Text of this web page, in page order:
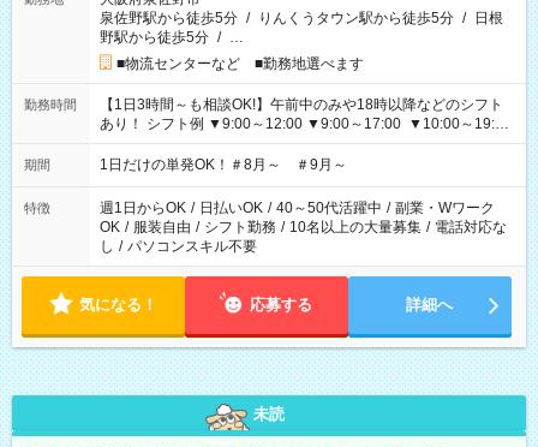
泉佐野駅から徒歩5分 / りんくうタウン駅から徒歩5分 / 日根
野駅から徒歩5分 / …
■物流センターなど ■勤務地選べます
勤務時間
【1日3時間～も相談OK!】午前中のみや18時以降などのシフト
あり！ シフト例 ▼9:00～12:00 ▼9:00～17:00 ▼10:00～19:00
▼18:00～21:00
期間 1日だけの単発OK！＃8月～ ＃9月～
特徴 週1日からOK / 日払いOK / 40～50代活躍中 / 副業・Wワーク
OK / 服装自由 / シフト勤務 / 10名以上の大量募集 / 電話対応な
し / パソコンスキル不要
気になる！ 応募する 詳細へ
未読